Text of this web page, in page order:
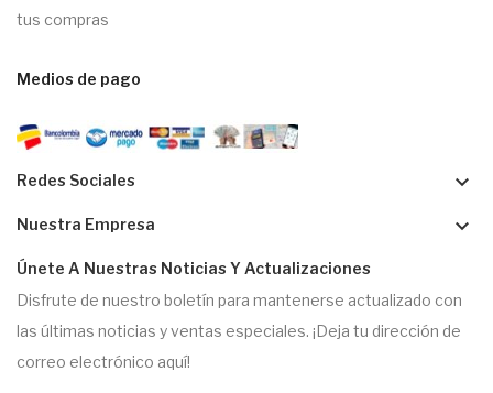
tus compras
Medios de pago
Redes Sociales keyboard_arrow_down
Nuestra Empresa keyboard_arrow_down
Únete A Nuestras Noticias Y Actualizaciones
Disfrute de nuestro boletín para mantenerse actualizado con
las últimas noticias y ventas especiales. ¡Deja tu dirección de
correo electrónico aquí!